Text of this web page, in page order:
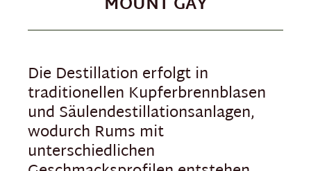
Die Destillation erfolgt in
traditionellen Kupferbrennblasen
und Säulendestillationsanlagen,
wodurch Rums mit
unterschiedlichen